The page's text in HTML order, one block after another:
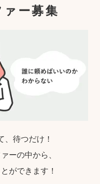
ー募集
、待つだけ！
ーの中から、
ができます！